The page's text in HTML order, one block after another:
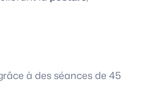
à des séances de 45